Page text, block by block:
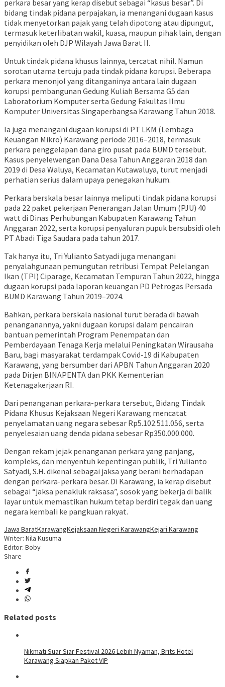
perkara besar yang kerap disebut sebagai “kasus besar”. Di
bidang tindak pidana perpajakan, ia menangani dugaan kasus
tidak menyetorkan pajak yang telah dipotong atau dipungut,
termasuk keterlibatan wakil, kuasa, maupun pihak lain, dengan
penyidikan oleh DJP Wilayah Jawa Barat II.
Untuk tindak pidana khusus lainnya, tercatat nihil. Namun
sorotan utama tertuju pada tindak pidana korupsi. Beberapa
perkara menonjol yang ditanganinya antara lain dugaan
korupsi pembangunan Gedung Kuliah Bersama G5 dan
Laboratorium Komputer serta Gedung Fakultas Ilmu
Komputer Universitas Singaperbangsa Karawang Tahun 2018.
Ia juga menangani dugaan korupsi di PT LKM (Lembaga
Keuangan Mikro) Karawang periode 2016–2018, termasuk
perkara penggelapan dana giro pusat pada BUMD tersebut.
Kasus penyelewengan Dana Desa Tahun Anggaran 2018 dan
2019 di Desa Waluya, Kecamatan Kutawaluya, turut menjadi
perhatian serius dalam upaya penegakan hukum.
Perkara berskala besar lainnya meliputi tindak pidana korupsi
pada 22 paket pekerjaan Penerangan Jalan Umum (PJU) 40
watt di Dinas Perhubungan Kabupaten Karawang Tahun
Anggaran 2022, serta korupsi penyaluran pupuk bersubsidi oleh
PT Abadi Tiga Saudara pada tahun 2017.
Tak hanya itu, Tri Yulianto Satyadi juga menangani
penyalahgunaan pemungutan retribusi Tempat Pelelangan
Ikan (TPI) Ciparage, Kecamatan Tempuran Tahun 2022, hingga
dugaan korupsi pada laporan keuangan PD Petrogas Persada
BUMD Karawang Tahun 2019–2024.
Bahkan, perkara berskala nasional turut berada di bawah
penanganannya, yakni dugaan korupsi dalam pencairan
bantuan pemerintah Program Penempatan dan
Pemberdayaan Tenaga Kerja melalui Peningkatan Wirausaha
Baru, bagi masyarakat terdampak Covid-19 di Kabupaten
Karawang, yang bersumber dari APBN Tahun Anggaran 2020
pada Dirjen BINAPENTA dan PKK Kementerian
Ketenagakerjaan RI.
Dari penanganan perkara-perkara tersebut, Bidang Tindak
Pidana Khusus Kejaksaan Negeri Karawang mencatat
penyelamatan uang negara sebesar Rp5.102.511.056, serta
penyelesaian uang denda pidana sebesar Rp350.000.000.
Dengan rekam jejak penanganan perkara yang panjang,
kompleks, dan menyentuh kepentingan publik, Tri Yulianto
Satyadi, S.H. dikenal sebagai jaksa yang berani berhadapan
dengan perkara-perkara besar. Di Karawang, ia kerap disebut
sebagai “jaksa penakluk raksasa”, sosok yang bekerja di balik
layar untuk memastikan hukum tetap berdiri tegak dan uang
negara kembali ke pangkuan rakyat.
Jawa BaratKarawangKejaksaan Negeri KarawangKejari Karawang
Writer: Nila Kusuma
Editor: Boby
Share
Related posts
Nikmati Suar Siar Festival 2026 Lebih Nyaman, Brits Hotel
Karawang Siapkan Paket VIP